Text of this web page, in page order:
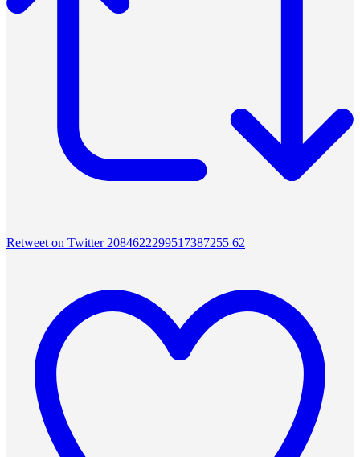
Retweet on Twitter 2084622299517387255 62